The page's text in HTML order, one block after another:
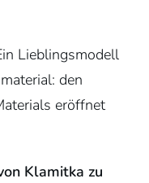
Lieblingsmodell
den
eröffnet
Klamitka zu